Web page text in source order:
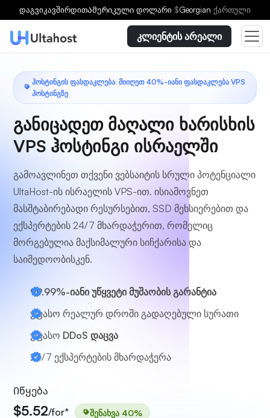
დაგვიკავშირდითᲐმერიკული დოლარი $Georgian ქართული
კლიენტის არეალი
ᲰᲝᲡᲢᲘᲜᲒᲘᲡ ᲤᲐᲡᲓᲐᲙᲚᲔᲑᲐ: ᲛᲘᲘᲦᲔᲗ 40%-ᲘᲐᲜᲘ ᲤᲐᲡᲓᲐᲙᲚᲔᲑᲐ VPS
ᲰᲝᲡᲢᲘᲜᲒᲖᲔ
განიცადეთ მაღალი ხარისხის
VPS ჰოსტინგი ისრაელში
გამოავლინეთ თქვენი ვებსაიტის სრული პოტენციალი
UltaHost-ის ისრაელის VPS-ით. ისიამოვნეთ
მასშტაბირებადი რესურსებით, SSD მეხსიერებით და
ექსპერტების 24/7 მხარდაჭერით, რომელიც
მორგებულია მაქსიმალური სიჩქარისა და
საიმედოობისკენ.
99.99%-იანი უწყვეტი მუშაობის გარანტია
უფასო რეალურ დროში გადაღებული სურათი
უფასო DDoS დაცვა
24/7 ექსპერტების მხარდაჭერა
Იწყება
$5.52/for* შენახვა 40%